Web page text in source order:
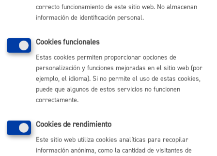
Comunícate con el Ayuntamiento de Donostia / San
Sebastián
(gratuito desde Donostia / San Sebastián)
Buzón de la ciudadanía
Informar de un error en la web
correcto funcionamiento de este sitio web. No almacenan
información de identificación personal.
Cookies funcionales
Estas cookies permiten proporcionar opciones de
personalización y funciones mejoradas en el sitio web (por
ejemplo, el idioma). Si no permite el uso de estas cookies,
puede que algunos de estos servicios no funcionen
correctamente.
Cookies de rendimiento
Este sitio web utiliza cookies analíticas para recopilar
información anónima, como la cantidad de visitantes de